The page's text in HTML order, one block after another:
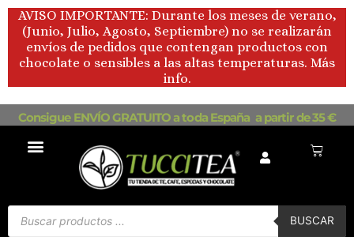
contenido
AVISO IMPORTANTE: Durante los meses de verano,
(Junio, Julio, Agosto, Septiembre) no se realizarán
envíos de pedidos que contengan productos con
chocolate o sensibles a las altas temperaturas. Más
info.
Consigue ENVÍO GRATUITO a toda España a partir de 35 €
Carrito
Búsqueda
productos
BUSCAR